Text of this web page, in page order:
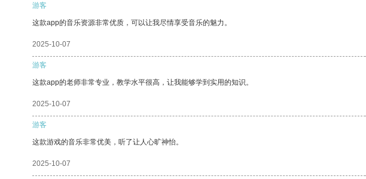
游客
这款app的音乐资源非常优质，可以让我尽情享受音乐的魅力。
2025-10-07
游客
这款app的老师非常专业，教学水平很高，让我能够学到实用的知识。
2025-10-07
游客
这款游戏的音乐非常优美，听了让人心旷神怡。
2025-10-07